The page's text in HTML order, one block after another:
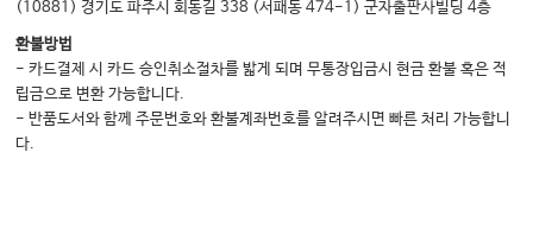
(10881) 경기도 파주시 회동길 338 (서패동 474-1) 군자출판사빌딩 4층
환불방법
- 카드결제 시 카드 승인취소절차를 밟게 되며 무통장입금시 현금 환불 혹은 적
립금으로 변환 가능합니다.
- 반품도서와 함께 주문번호와 환불계좌번호를 알려주시면 빠른 처리 가능합니
다.